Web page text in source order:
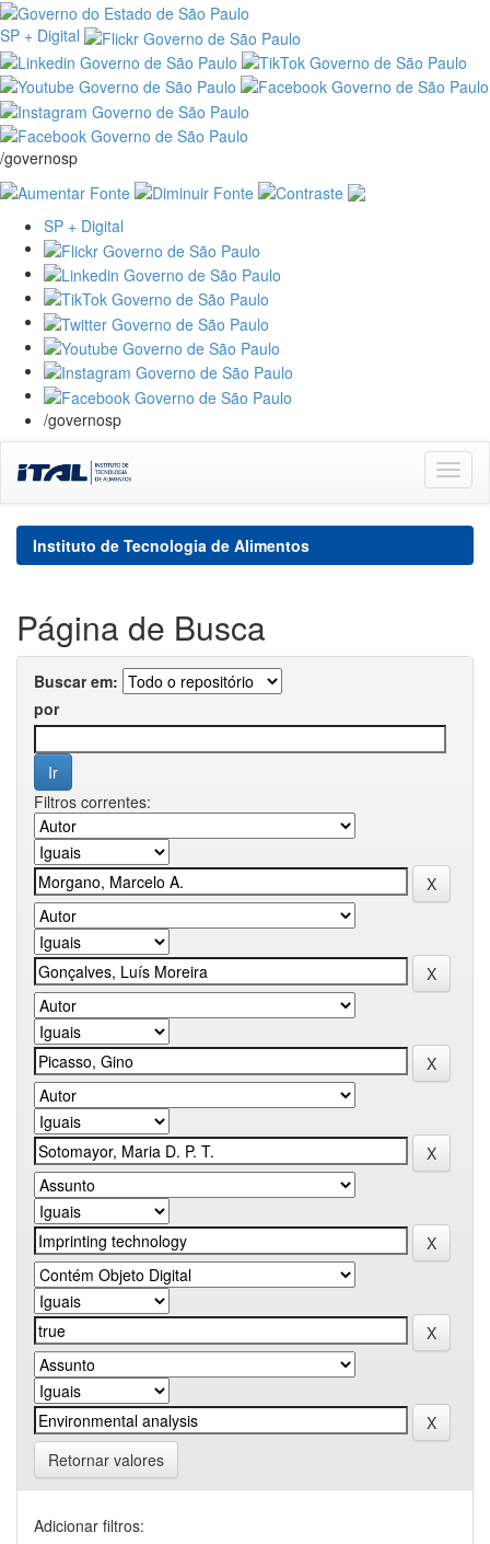
SP + Digital
/governosp
SP + Digital
/governosp
navigation
Instituto de Tecnologia de Alimentos
Página de Busca
Buscar em:
por
Filtros correntes:
Retornar valores
Adicionar filtros: